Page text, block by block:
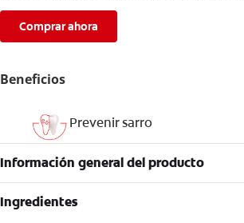
Comprar ahora
Beneficios
Prevenir sarro
Información general del producto
Ingredientes